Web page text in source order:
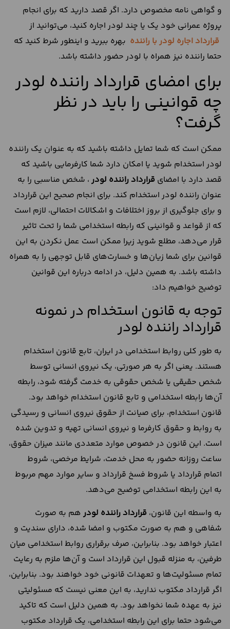
و گواهی نامه مخصوص دارد. اگر قصد دارید که برای انجام
پروژه عمرانی خود یک یا چند لودر اجاره کنید، می‌توانید از
قرارداد اجاره لودر با راننده بهره ببرید و اینطور شرط کنید که
حتما راننده نیز همراه با لودر حضور داشته باشد.
برای امضای قرارداد راننده لودر
چه قوانینی را باید در نظر
گرفت؟
ممکن است که شما تمایل داشته باشید که به عنوان یک راننده
لودر استخدام شوید یا امکان دارد شما کارفرمایی باشید که
قصد دارد با امضای قرارداد راننده لودر ، شخص مناسبی را به
عنوان راننده لودر استخدام کند. برای انجام صحیح این قرارداد
و برای جلوگیری از بروز اختلافات و اشکالات احتمالی، لازم است
که از قواعد و قوانینی که رابطه استخدامی شما را تحت تاثیر
قرار می‌دهد، مطلع شوید زیرا ممکن است عمل نکردن به این
قوانین برای شما زیان‌ها و خسارت‌های قابل توجهی را به همراه
داشته باشد. به همین دلیل، در ادامه درباره این قوانین
توضیح خواهیم داد:
توجه به قانون استخدام در نمونه
قرارداد راننده لودر
به طور کلی روابط استخدامی در ایران، تابع قانون استخدام
هستند. یعنی اگر به هر صورتی، یک نیروی انسانی توسط
شخص حقیقی یا شخص حقوقی به خدمت گرفته شود، رابطه
آن‌ها رابطه استخدامی و تابع قانون استخدام خواهد بود.
قانون استخدام، برای صیانت از حقوق نیروی انسانی و رسیدگی
به روابط و حقوق کارفرما و نیروی انسانی تهیه و تدوین شده
است. این قانون در خصوص موارد متعددی مانند میزان حقوق،
ساعت روزانه حضور به محل خدمت، شرایط مرخصی، شروط
اتمام قرارداد یا شروط فسخ قرارداد و سایر موارد مهم مربوط
به این رابطه استخدامی توضیح می‌دهد.
به واسطه این قانون، قرارداد راننده لودر هم به صورت
شفاهی و هم به صورت مکتوب و امضا شده، دارای سندیت و
اعتبار خواهد بود. بنابراین، صرف برقراری روابط استخدامی میان
طرفین، به منزله قبول این قرارداد است و آن‌ها ملزم به رعایت
تمام مسئولیت‌ها و تعهدات قانونی خود خواهند بود. بنابراین،
اگر قرارداد مکتوب ندارید، به این معنی نیست که مسئولیتی
نیز به عهده شما نخواهد بود. به همین دلیل است که تاکید
می‌شود حتما برای این رابطه استخدامی، یک قرارداد مکتوب